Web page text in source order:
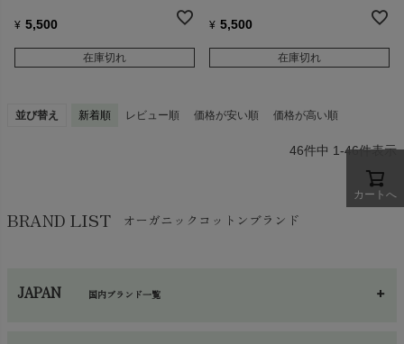
¥ 5,500
在庫切れ
¥ 5,500
在庫切れ
並び替え 新着順 レビュー順 価格が安い順 価格が高い順
46件中 1-46件表示
BRAND LIST オーガニックコットンブランド
JAPAN 国内ブランド一覧
カートへ